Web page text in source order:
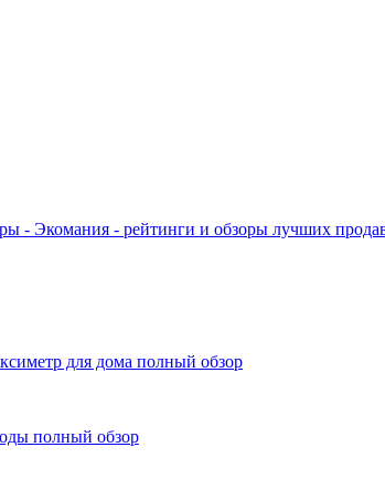
- Экомания - рейтинги и обзоры лучших
для дома полный обзор
полный обзор